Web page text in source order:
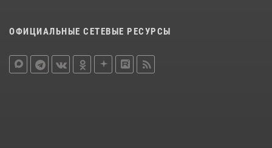
ОФИЦИАЛЬНЫЕ СЕТЕВЫЕ РЕСУРСЫ